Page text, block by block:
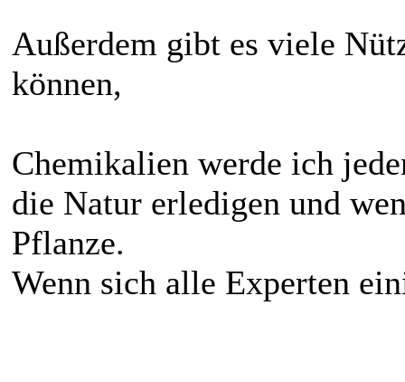
Außerdem gibt es viele
können,
Chemikalien werde ich
die Natur erledigen und
Pflanze.
Wenn sich alle Experten